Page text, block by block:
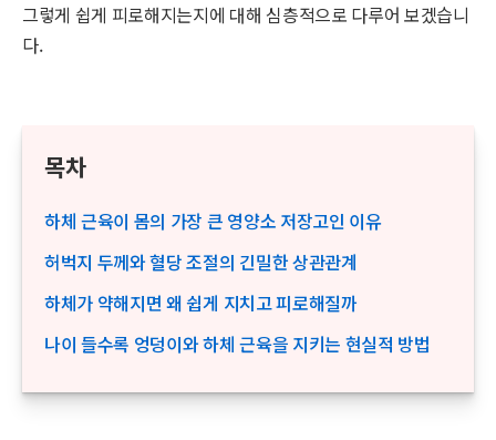
그렇게 쉽게 피로해지는지에 대해 심층적으로 다루어 보겠습니
다.
목차
하체 근육이 몸의 가장 큰 영양소 저장고인 이유
허벅지 두께와 혈당 조절의 긴밀한 상관관계
하체가 약해지면 왜 쉽게 지치고 피로해질까
나이 들수록 엉덩이와 하체 근육을 지키는 현실적 방법